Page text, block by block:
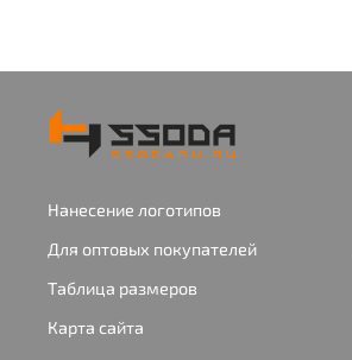
Нанесение логотипов
Для оптовых покупателей
Таблица размеров
Карта сайта